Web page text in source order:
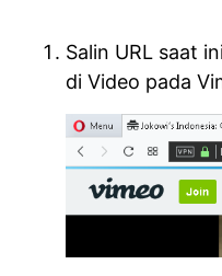
Salin URL saat
di Video pada